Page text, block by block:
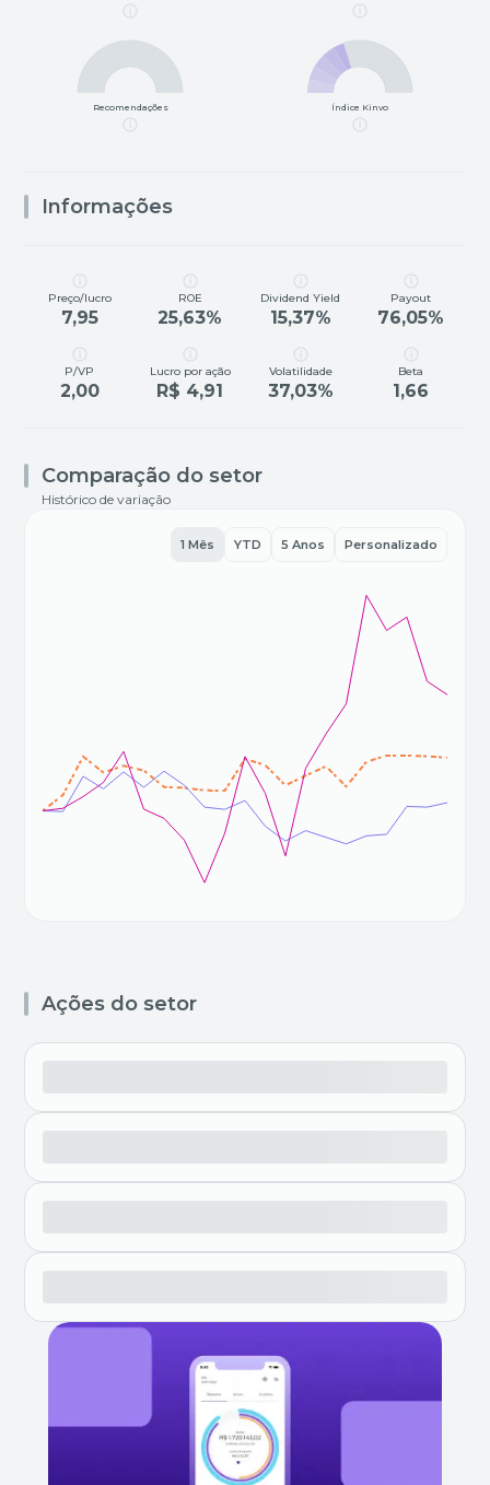
Recomendações Índice Kinvo
Informações
Preço/lucro
7,95
ROE
25,63%
Dividend Yield
15,37%
Payout
76,05%
P/VP
2,00
Lucro por ação
R$ 4,91
Volatilidade
37,03%
Beta
1,66
Comparação do setor
Histórico de variação
1 Mês YTD 5 Anos Personalizado
Ações do setor